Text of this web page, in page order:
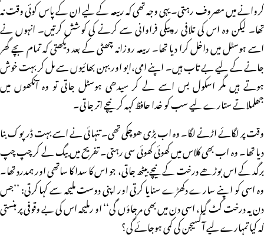
کروانے میں مصروف رہتی۔ یہی وجہ تھی کہ ربیعہ کے لیے ان کے پاس کوئی وقت نہ
تھا۔ لیکن وہ اس کی تلافی روپیکی فراوانی سے کرنے کی کوشش کرتیں۔ انہوں نے
اسے ہوسٹل میں داخل کرا دیا تھا۔ ربیعہ روزانہ چھٹی کے بعد دیکھتی کہ تمام بچے گھر
جانے کے لیے بے تاب ہیں۔ اپنے امی،ابو اور بہن بھائیوں سے مل کر بہت خوش
ہوتے ہیں مگر اسکول بس اسے لے کر سیدھی ہوسٹل جاتی تو وہ آنکھوں میں
جھلملاتے ستارے لیے سب کو خدا حافظ کہہ کر نیچے اتر جاتی۔
وقت پر لگائے اڑنے لگا۔ وہ اب بڑی ھوچکی تھی۔ تنہائی نے اسے بہت ڈرپوک بنا
دیا تھا۔ وہ اب بھی کلاس میں کھوئی کھوئی سی رہتی۔ تفریح میں بیگ لے کر چپ چپ
برگد کے اس بوڑھے درخت کے نیچے بیٹھ جاتی، جو اس کا سدا کا ساتھی اور ہمدرد تھا۔
وہ اسی کو اپنے سارے دکھڑے سنایا کرتی اور اپنی دوست ملیحہ سے کہا کرتی: ’’جس
دن یہ درخت کٹ گیا، اسی دن میں بھی مرجاؤں گی‘‘ او رملیحہ اس کی بے وقوفی پر ہنستی
کہ کیا تمہارے لیے آکسیجن کی کمی ہوجائے گی؟